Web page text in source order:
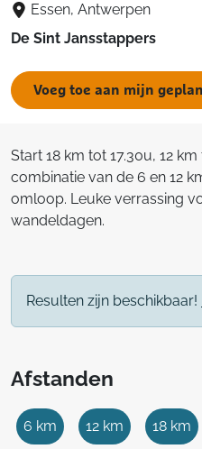
Essen, Antwerpen
De Sint Jansstappers
Voeg toe aan mijn
Start 18 km tot 17.30u, 12
combinatie van de 6 en 12
omloop. Leuke verrassing
wandeldagen.
Resulten zijn beschikbaar!
Afstanden
6 km 12 km 18 km